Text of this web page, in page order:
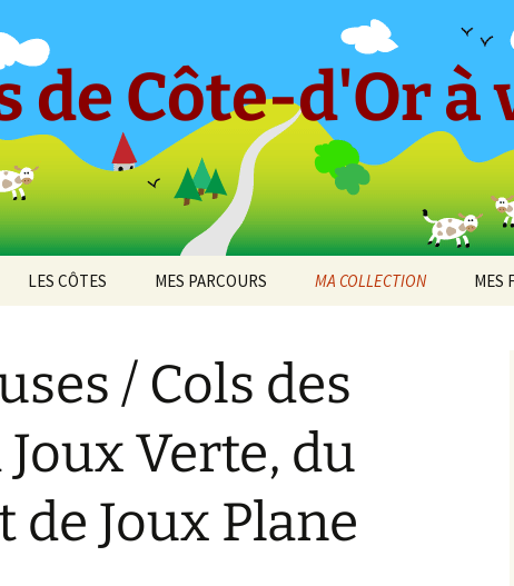
de Côte-d'Or à
de
LES CÔTES
Bel-Air
Bouilland
Bouze-lès-Beaune
Chenôve
CÔTE ET HAUTES CÔTES Arcenant
Bruant Est
Bruant Nord
Bruant Ouest
DIJON Darois
Dijon – Fort de la Motte
Giron
MORVAN Croix de l’Homme Mort
MES PARCOURS
Parcours 2017 [1]
Parcours 2017 [2]
Parcours 2019 [1]
Parcours 2019 [2]
MA COLLECTION
2011
2012
2014
MES
/ Cols des
Joux Verte, du
de Joux Plane